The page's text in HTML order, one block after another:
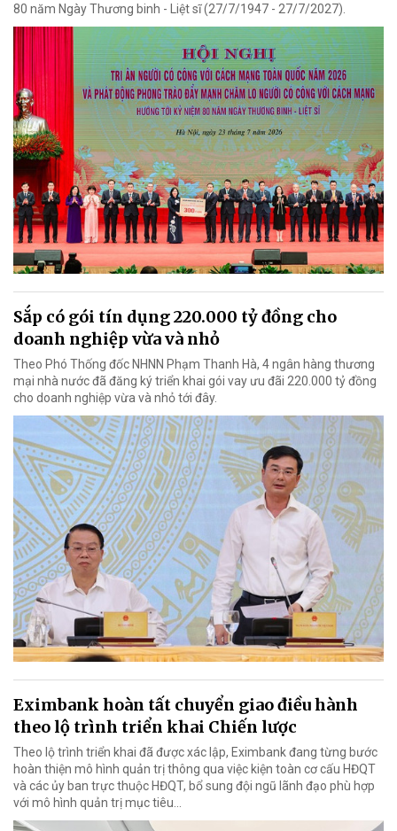
80 năm Ngày Thương binh - Liệt sĩ (27/7/1947 - 27/7/2027).
Sắp có gói tín dụng 220.000 tỷ đồng cho
doanh nghiệp vừa và nhỏ
Theo Phó Thống đốc NHNN Phạm Thanh Hà, 4 ngân hàng thương
mại nhà nước đã đăng ký triển khai gói vay ưu đãi 220.000 tỷ đồng
cho doanh nghiệp vừa và nhỏ tới đây.
Eximbank hoàn tất chuyển giao điều hành
theo lộ trình triển khai Chiến lược
Theo lộ trình triển khai đã được xác lập, Eximbank đang từng bước
hoàn thiện mô hình quản trị thông qua việc kiện toàn cơ cấu HĐQT
và các ủy ban trực thuộc HĐQT, bổ sung đội ngũ lãnh đạo phù hợp
với mô hình quản trị mục tiêu...